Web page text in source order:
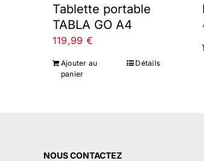
Tablette portable
TABLA GO A4
119,99 €
Ajouter au
panier
Détails
NOUS CONTACTEZ